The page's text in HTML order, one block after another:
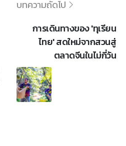
บทความถัดไป
การเดินทางของ 'ทุเรียน
ไทย' สดใหม่จากสวนสู่
ตลาดจีนในไม่กี่วัน